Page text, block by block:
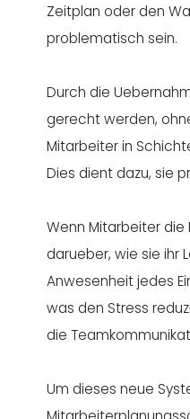
Zeitplan oder den
problematisch sein.
Durch die
gerecht werden,
Mitarbeiter in
Dies dient dazu, sie
Wenn Mitarbeiter die
darueber, wie sie ihr
Anwesenheit jedes
was den Stress
die
Um dieses neue